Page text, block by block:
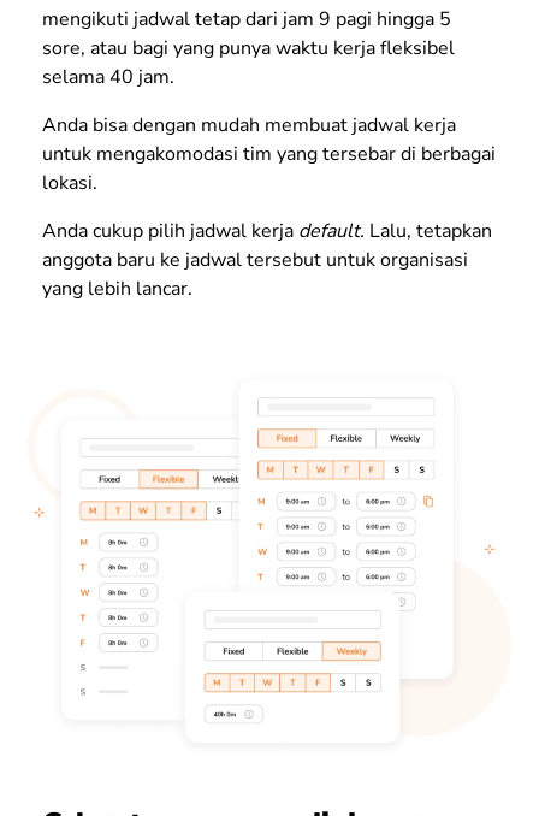
mengikuti jadwal tetap dari jam 9 pagi hingga 5
sore, atau bagi yang punya waktu kerja fleksibel
selama 40 jam.
Anda bisa dengan mudah membuat jadwal kerja
untuk mengakomodasi tim yang tersebar di berbagai
lokasi.
Anda cukup pilih jadwal kerja default. Lalu, tetapkan
anggota baru ke jadwal tersebut untuk organisasi
yang lebih lancar.